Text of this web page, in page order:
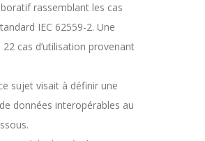
rassemblant les cas
IEC 62559-2. Une
cas d’utilisation provenant
sujet visait à définir une
données interopérables au